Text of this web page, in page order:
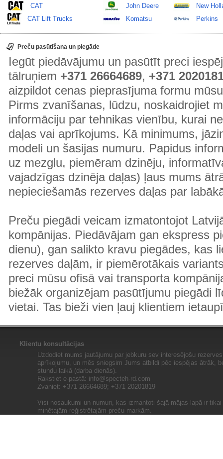
CAT
CAT Lift Trucks
John Deere
Komatsu
New
Perkins
Preču pasūtīšana un piegāde
Iegūt piedāvājumu un pasūtīt preci
tālruņiem +371 26664689, +371
aizpildot cenas pieprasījuma formu
Pirms zvanīšanas, lūdzu, noskaidrojiet
informāciju par tehnikas vienību, kurai
daļas vai aprīkojums. Kā minimums,
modeli un šasijas numuru. Papidus
uz mezglu, piemēram dzinēju,
vajadzīgas dzinēja daļas) ļaus mums
nepieciešamās rezerves daļas par
Preču piegādi veicam izmatontojot
kompānijas. Piedāvājam gan ekspress
dienu), gan salikto kravu piegādes, kas
rezerves daļām, ir piemērotākais
preci mūsu ofisā vai transporta
biežāk organizējam pasūtījumu piegādi
vietai. Tas bieži vien ļauj klientiem
Klientu konsultācijas
Uzdodiet mums jautājumu par jebkuru sev interesējošu
aprīkojumu, un mēs sniegsim Jums atbildi pēc iespējas ātrāk,
stundu laikā (darba dienās).
Rakstiet e-pastā: info@specteh-rd.com
Zvaniet: +371 26664689; +371 20201819
Visi nosaukumi un numuri, kas izmantoti šajā mājas lapā ir
minētajām reģistrētajām preču markām.